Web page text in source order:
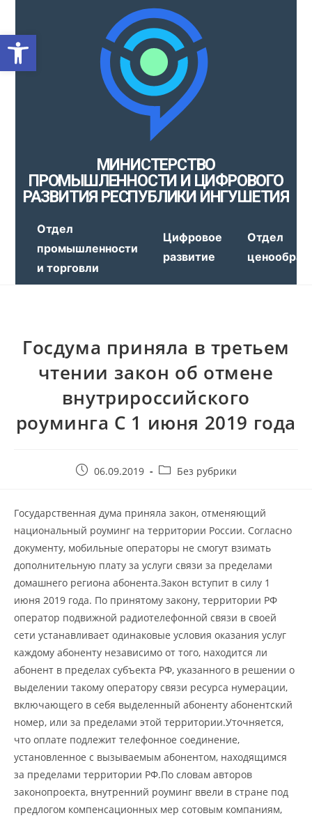
Открыть панель
МИНИСТЕРСТВО
ПРОМЫШЛЕННОСТИ И ЦИФРОВОГО
РАЗВИТИЯ РЕСПУБЛИКИ ИНГУШЕТИЯ
Отдел
промышленности
и торговли
Цифровое
развитие
Отдел
Госдума приняла в третьем
чтении закон об отмене
внутрироссийского
роуминга С 1 июня 2019 года
06.09.2019 Без рубрики
Государственная дума приняла закон, отменяющий
национальный роуминг на территории России. Согласно
документу, мобильные операторы не смогут взимать
дополнительную плату за услуги связи за пределами
домашнего региона абонента.Закон вступит в силу 1
июня 2019 года. По принятому закону, территории РФ
оператор подвижной радиотелефонной связи в своей
сети устанавливает одинаковые условия оказания услуг
каждому абоненту независимо от того, находится ли
абонент в пределах субъекта РФ, указанного в решении о
выделении такому оператору связи ресурса нумерации,
включающего в себя выделенный абоненту абонентский
номер, или за пределами этой территории.Уточняется,
что оплате подлежит телефонное соединение,
установленное с вызываемым абонентом, находящимся
за пределами территории РФ.По словам авторов
законопроекта, внутренний роуминг ввели в стране под
предлогом компенсационных мер сотовым компаниям,